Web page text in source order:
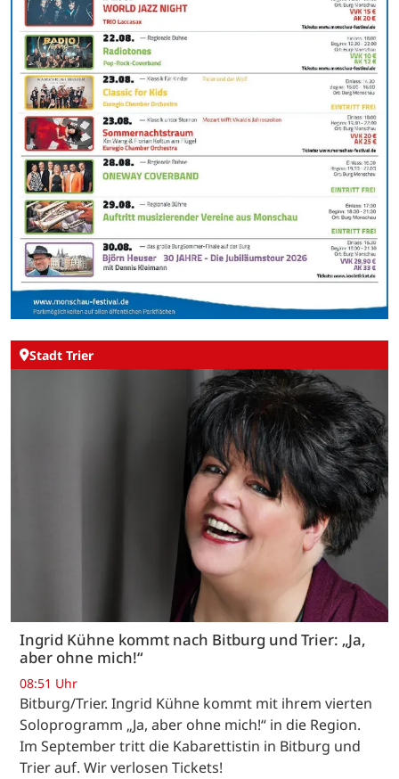
Stadt Trier
Ingrid Kühne kommt nach Bitburg und Trier: „Ja,
aber ohne mich!“
08:51 Uhr
Bitburg/Trier. Ingrid Kühne kommt mit ihrem vierten
Soloprogramm „Ja, aber ohne mich!“ in die Region.
Im September tritt die Kabarettistin in Bitburg und
Trier auf. Wir verlosen Tickets!